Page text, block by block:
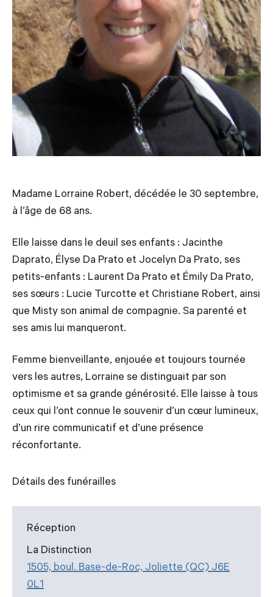
Madame Lorraine Robert, décédée le 30 septembre,
à l’âge de 68 ans.
Elle laisse dans le deuil ses enfants : Jacinthe
Daprato, Élyse Da Prato et Jocelyn Da Prato, ses
petits-enfants : Laurent Da Prato et Émily Da Prato,
ses sœurs : Lucie Turcotte et Christiane Robert, ainsi
que Misty son animal de compagnie. Sa parenté et
ses amis lui manqueront.
Femme bienveillante, enjouée et toujours tournée
vers les autres, Lorraine se distinguait par son
optimisme et sa grande générosité. Elle laisse à tous
ceux qui l’ont connue le souvenir d’un cœur lumineux,
d’un rire communicatif et d’une présence
réconfortante.
Détails des funérailles
Réception
La Distinction
1505, boul. Base-de-Roc, Joliette (QC) J6E
0L1